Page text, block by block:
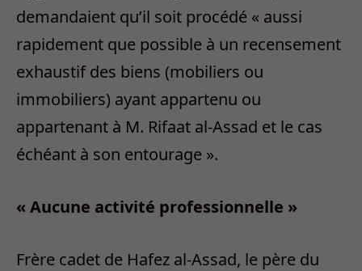
demandaient qu’il soit procédé « aussi
rapidement que possible à un recensement
exhaustif des biens (mobiliers ou
immobiliers) ayant appartenu ou
appartenant à M. Rifaat al-Assad et le cas
échéant à son entourage ».
« Aucune activité professionnelle »
Frère cadet de Hafez al-Assad, le père du